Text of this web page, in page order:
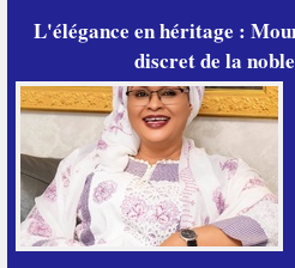
L'élégance en héritage :
discret de la